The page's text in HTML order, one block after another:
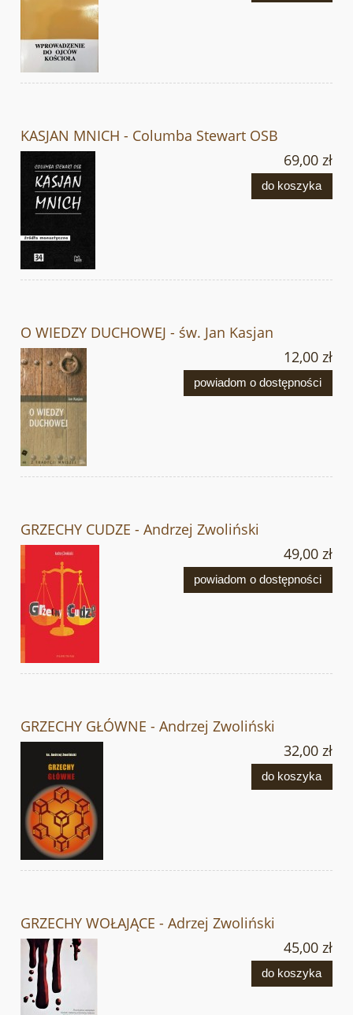
KASJAN MNICH - Columba Stewart OSB
69,00 zł
do koszyka
O WIEDZY DUCHOWEJ - św. Jan Kasjan
12,00 zł
powiadom o dostępności
GRZECHY CUDZE - Andrzej Zwoliński
49,00 zł
powiadom o dostępności
GRZECHY GŁÓWNE - Andrzej Zwoliński
32,00 zł
do koszyka
GRZECHY WOŁAJĄCE - Adrzej Zwoliński
45,00 zł
do koszyka